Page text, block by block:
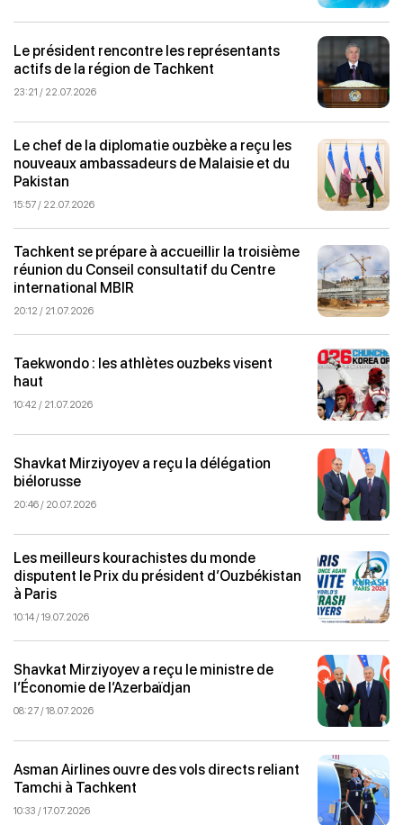
Le président rencontre les représentants
actifs de la région de Tachkent
23:21 / 22.07.2026
Le chef de la diplomatie ouzbèke a reçu les
nouveaux ambassadeurs de Malaisie et du
Pakistan
15:57 / 22.07.2026
Tachkent se prépare à accueillir la troisième
réunion du Conseil consultatif du Centre
international MBIR
20:12 / 21.07.2026
Taekwondo : les athlètes ouzbeks visent
haut
10:42 / 21.07.2026
Shavkat Mirziyoyev a reçu la délégation
biélorusse
20:46 / 20.07.2026
Les meilleurs kourachistes du monde
disputent le Prix du président d’Ouzbékistan
à Paris
10:14 / 19.07.2026
Shavkat Mirziyoyev a reçu le ministre de
l’Économie de l’Azerbaïdjan
08:27 / 18.07.2026
Asman Airlines ouvre des vols directs reliant
Tamchi à Tachkent
10:33 / 17.07.2026